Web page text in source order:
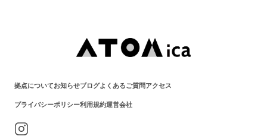
拠点についてお知らせブログよくあるご質問アクセス
プライバシーポリシー利用規約運営会社